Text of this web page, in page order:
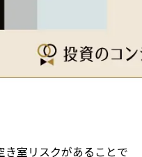
室リスクがあることで